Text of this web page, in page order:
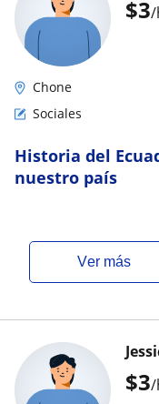
$3/
Chone
Sociales
Historia del
nuestro país
ver más
$3/